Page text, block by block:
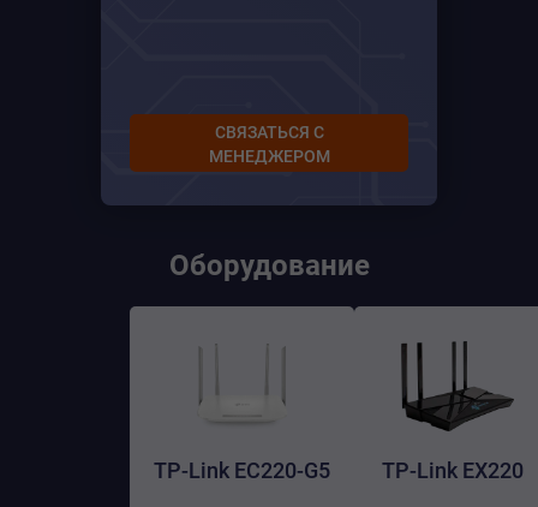
СВЯЗАТЬСЯ С
МЕНЕДЖЕРОМ
Оборудование
TP-Link EC220-G5 TP-Link EX220